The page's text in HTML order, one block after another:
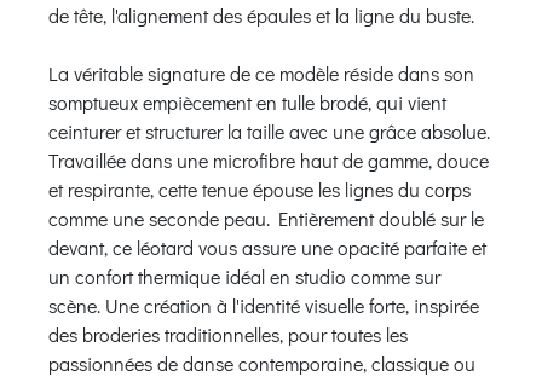
de tête, l'alignement des épaules et la ligne du buste.
La véritable signature de ce modèle réside dans son
somptueux empiècement en tulle brodé, qui vient
ceinturer et structurer la taille avec une grâce absolue.
Travaillée dans une microfibre haut de gamme, douce
et respirante, cette tenue épouse les lignes du corps
comme une seconde peau. Entièrement doublé sur le
devant, ce léotard vous assure une opacité parfaite et
un confort thermique idéal en studio comme sur
scène. Une création à l'identité visuelle forte, inspirée
des broderies traditionnelles, pour toutes les
passionnées de danse contemporaine, classique ou